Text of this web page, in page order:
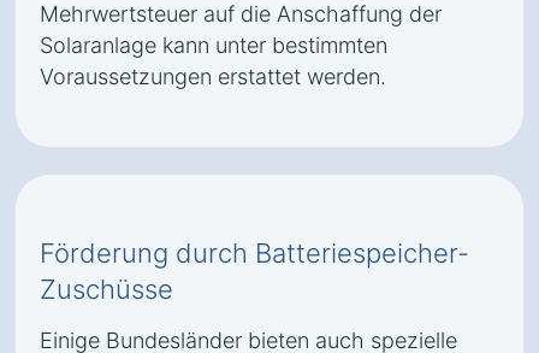
Mehrwertsteuer auf die Anschaffung der
Solaranlage kann unter bestimmten
Voraussetzungen erstattet werden.
Förderung durch Batteriespeicher-
Zuschüsse
Einige Bundesländer bieten auch spezielle